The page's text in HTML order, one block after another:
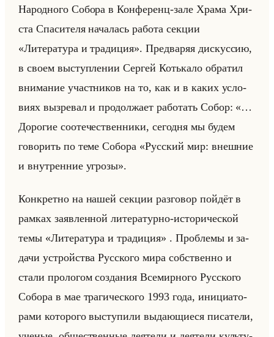
На­род­но­го Со­бо­ра в Кон­фе­ренц-зале Храма Хри­
ста Спа­си­те­ля на­ча­лась ра­бо­та сек­ции
«Литература и традиция». Пред­ва­ряя дис­кус­сию,
в своем вы­ступ­ле­нии Сер­гей Котька­ло об­ра­тил
вни­ма­ние участ­ни­ков на то, как и в каких усло­
ви­ях вы­зре­вал и про­дол­жа­ет ра­бо­тать Собор: «…
Дорогие соотечественники, сегодня мы будем
говорить по теме Собора «Русский мир: внешние
и внутренние угрозы».
Кон­крет­но на нашей сек­ции раз­го­вор пойдёт в
рам­ках за­яв­лен­ной ли­те­ра­тур­но-ис­то­ри­че­ской
темы «Литература и традиция» . Про­бле­мы и за­
да­чи устройства Рус­ско­го мира соб­ствен­но и
стали про­ло­гом со­зда­ния Все­мир­но­го Рус­ско­го
Со­бо­ра в мае тра­ги­че­ско­го 1993 года, ини­ци­ато­
ра­ми ко­то­ро­го вы­сту­пи­ли вы­да­ющи­еся пи­са­те­ли,